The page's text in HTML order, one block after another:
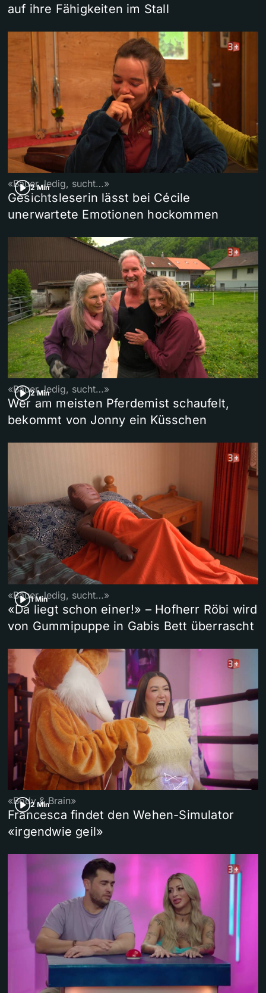
auf ihre Fähigkeiten im Stall
2 Min
«Bauer, ledig, sucht…»
Gesichtsleserin lässt bei Cécile
unerwartete Emotionen hockommen
2 Min
«Bauer, ledig, sucht…»
Wer am meisten Pferdemist schaufelt,
bekommt von Jonny ein Küsschen
1 Min
«Bauer, ledig, sucht…»
«Da liegt schon einer!» – Hofherr Röbi wird
von Gummipuppe in Gabis Bett überrascht
2 Min
«Body & Brain»
Francesca findet den Wehen-Simulator
«irgendwie geil»